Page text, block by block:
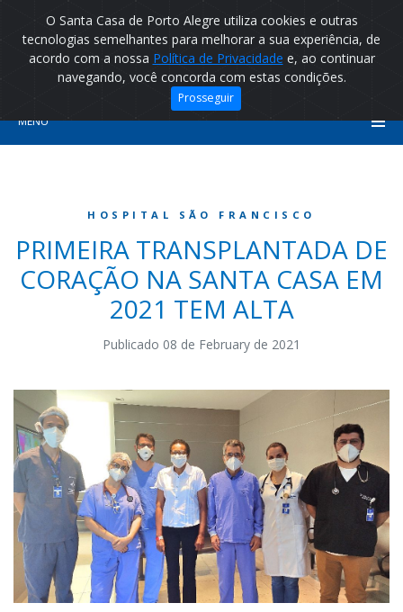
O Santa Casa de Porto Alegre utiliza cookies e outras
tecnologias semelhantes para melhorar a sua experiência, de
acordo com a nossa Política de Privacidade e, ao continuar
navegando, você concorda com estas condições.
Prosseguir
MENU
HOSPITAL SÃO FRANCISCO
PRIMEIRA TRANSPLANTADA DE
CORAÇÃO NA SANTA CASA EM
2021 TEM ALTA
Publicado 08 de February de 2021